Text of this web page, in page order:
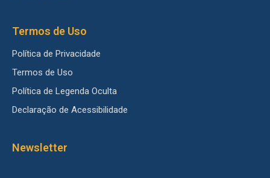
Termos de Uso
Política de Privacidade
Termos de Uso
Política de Legenda Oculta
Declaração de Acessibilidade
Newsletter